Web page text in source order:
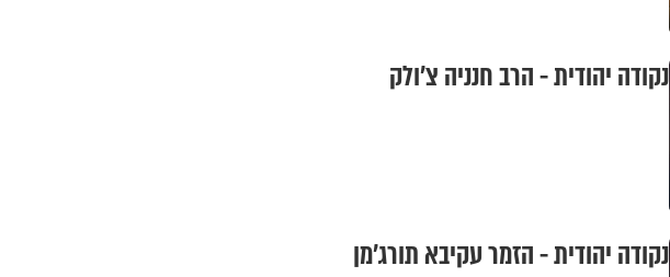
נקודה יהודית - הרב חנניה צ’ולק
נקודה יהודית - הזמר עקיבא תורג’מן